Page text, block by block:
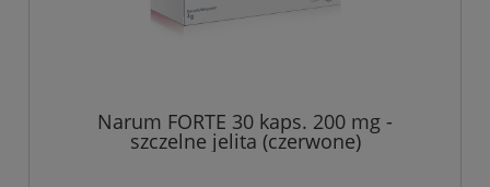
Narum FORTE 30 kaps. 200 mg -
szczelne jelita (czerwone)